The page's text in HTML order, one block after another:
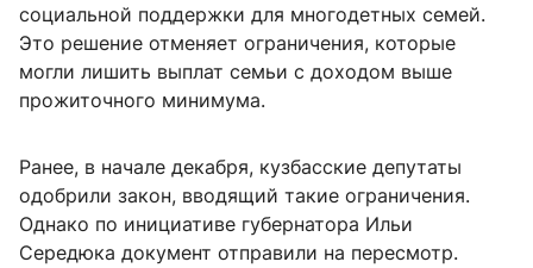
социальной поддержки для многодетных семей.
Это решение отменяет ограничения, которые
могли лишить выплат семьи с доходом выше
прожиточного минимума.
Ранее, в начале декабря, кузбасские депутаты
одобрили закон, вводящий такие ограничения.
Однако по инициативе губернатора Ильи
Середюка документ отправили на пересмотр.